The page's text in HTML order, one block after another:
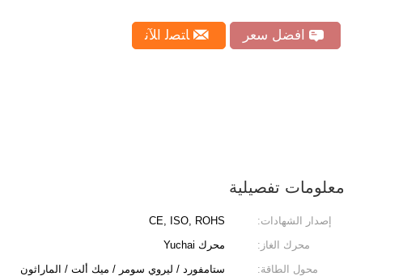
افضل سعر ﺎﺘﺼﻟ ﺍﻶﻧ
معلومات تفصيلية
إصدار الشهادات: CE, ISO, ROHS
محرك الغاز:
محرك Yuchai
محول الطاقة:
ستامفورد / ليروي سومر / ميك ألت / الماراثون